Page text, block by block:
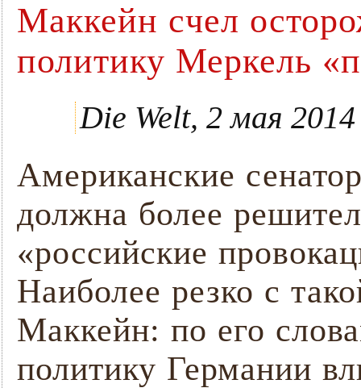
Маккейн cчел
политику Меркель
Die Welt, 2 мая 2014
Американские
должна более
«российские
Наиболее резко с
Маккейн: по его
политику Германии